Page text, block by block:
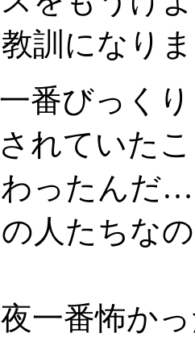
訓になり
番びっく
れていた
ったんだ
人たちな
一番怖か